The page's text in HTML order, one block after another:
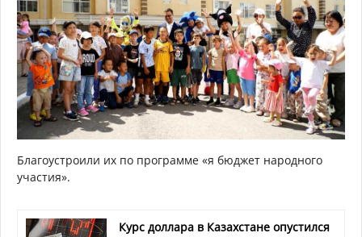
Благоустроили их по программе «я бюджет народного
участия».
Курс доллара в Казахстане опустился